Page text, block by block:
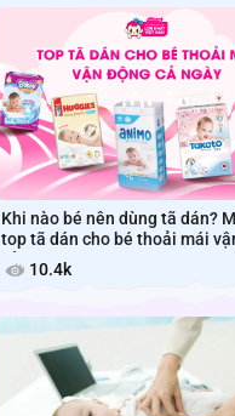
Khi nào bé nên dùng tã dán?
top tã dán cho bé thoải mái
cả ngày
10.4k